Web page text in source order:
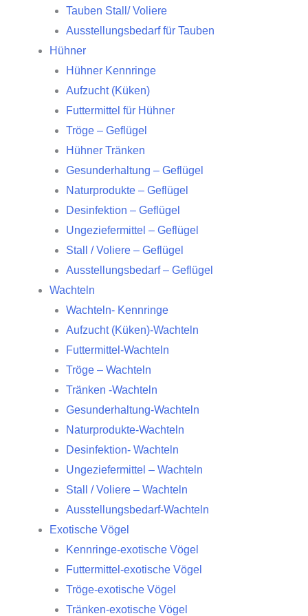
Tauben Stall/ Voliere
Ausstellungsbedarf für Tauben
Hühner
Hühner Kennringe
Aufzucht (Küken)
Futtermittel für Hühner
Tröge – Geflügel
Hühner Tränken
Gesunderhaltung – Geflügel
Naturprodukte – Geflügel
Desinfektion – Geflügel
Ungeziefermittel – Geflügel
Stall / Voliere – Geflügel
Ausstellungsbedarf – Geflügel
Wachteln
Wachteln- Kennringe
Aufzucht (Küken)-Wachteln
Futtermittel-Wachteln
Tröge – Wachteln
Tränken -Wachteln
Gesunderhaltung-Wachteln
Naturprodukte-Wachteln
Desinfektion- Wachteln
Ungeziefermittel – Wachteln
Stall / Voliere – Wachteln
Ausstellungsbedarf-Wachteln
Exotische Vögel
Kennringe-exotische Vögel
Futtermittel-exotische Vögel
Tröge-exotische Vögel
Tränken-exotische Vögel